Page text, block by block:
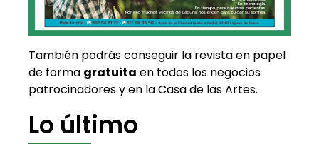
También podrás conseguir la revista en papel
de forma gratuita en todos los negocios
patrocinadores y en la Casa de las Artes.
Lo último